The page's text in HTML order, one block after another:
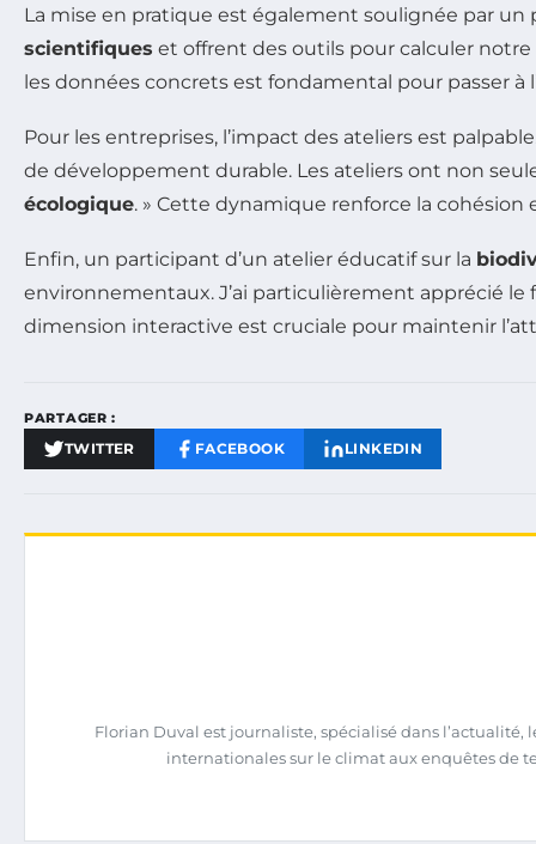
La mise en pratique est également soulignée par
scientifiques et offrent des outils pour calculer notre
les données concrets est fondamental pour passer à
Pour les entreprises, l’impact des ateliers est
de développement durable. Les ateliers ont non
écologique. » Cette dynamique renforce la cohésion
Enfin, un participant d’un atelier éducatif sur la
environnementaux. J’ai particulièrement apprécié le
dimension interactive est cruciale pour maintenir
PARTAGER :
TWITTER FACEBOOK LINKEDIN
Florian Duval est journaliste, spécialisé dans
internationales sur le climat aux enquêtes de